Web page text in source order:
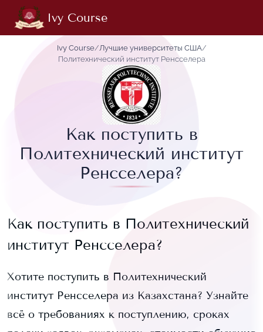
Ivy Course
Ivy Course/Лучшие университеты США/
Политехнический институт Ренсселера
Как поступить в
Политехнический институт
Ренсселера?
Как поступить в Политехнический
институт Ренсселера?
Хотите поступить в Политехнический
институт Ренсселера из Казахстана? Узнайте
всё о требованиях к поступлению, сроках